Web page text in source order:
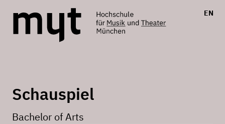
EN
Schauspiel
Bachelor of Arts